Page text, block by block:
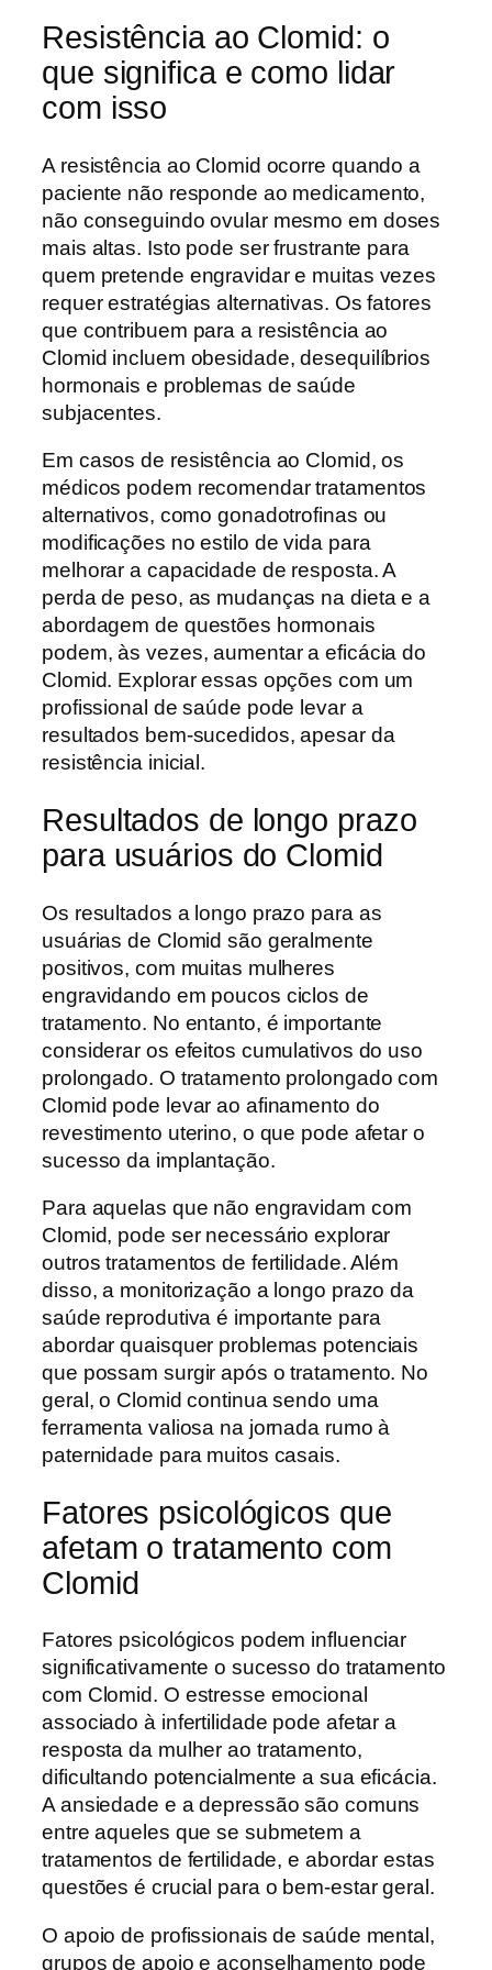
Resistência ao Clomid: o
que significa e como lidar
com isso
A resistência ao Clomid ocorre quando a
paciente não responde ao medicamento,
não conseguindo ovular mesmo em doses
mais altas. Isto pode ser frustrante para
quem pretende engravidar e muitas vezes
requer estratégias alternativas. Os fatores
que contribuem para a resistência ao
Clomid incluem obesidade, desequilíbrios
hormonais e problemas de saúde
subjacentes.
Em casos de resistência ao Clomid, os
médicos podem recomendar tratamentos
alternativos, como gonadotrofinas ou
modificações no estilo de vida para
melhorar a capacidade de resposta. A
perda de peso, as mudanças na dieta e a
abordagem de questões hormonais
podem, às vezes, aumentar a eficácia do
Clomid. Explorar essas opções com um
profissional de saúde pode levar a
resultados bem-sucedidos, apesar da
resistência inicial.
Resultados de longo prazo
para usuários do Clomid
Os resultados a longo prazo para as
usuárias de Clomid são geralmente
positivos, com muitas mulheres
engravidando em poucos ciclos de
tratamento. No entanto, é importante
considerar os efeitos cumulativos do uso
prolongado. O tratamento prolongado com
Clomid pode levar ao afinamento do
revestimento uterino, o que pode afetar o
sucesso da implantação.
Para aquelas que não engravidam com
Clomid, pode ser necessário explorar
outros tratamentos de fertilidade. Além
disso, a monitorização a longo prazo da
saúde reprodutiva é importante para
abordar quaisquer problemas potenciais
que possam surgir após o tratamento. No
geral, o Clomid continua sendo uma
ferramenta valiosa na jornada rumo à
paternidade para muitos casais.
Fatores psicológicos que
afetam o tratamento com
Clomid
Fatores psicológicos podem influenciar
significativamente o sucesso do tratamento
com Clomid. O estresse emocional
associado à infertilidade pode afetar a
resposta da mulher ao tratamento,
dificultando potencialmente a sua eficácia.
A ansiedade e a depressão são comuns
entre aqueles que se submetem a
tratamentos de fertilidade, e abordar estas
questões é crucial para o bem-estar geral.
O apoio de profissionais de saúde mental,
grupos de apoio e aconselhamento pode